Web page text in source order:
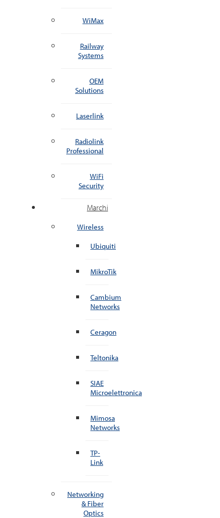
WiMax
Railway
Systems
OEM
Solutions
Laserlink
Radiolink
Professional
WiFi
Security
Marchi
Wireless
Ubiquiti
MikroTik
Cambium
Networks
Ceragon
Teltonika
SIAE
Microelettronica
Mimosa
Networks
TP-
Link
Networking
& Fiber
Optics